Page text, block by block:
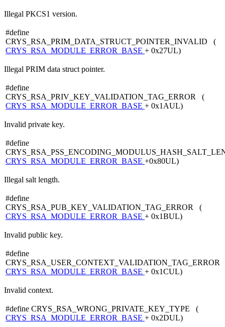
Illegal PKCS1 version.
#define
CRYS_RSA_PRIM_DATA_STRUCT_POINTER_INVALID (
CRYS_RSA_MODULE_ERROR_BASE + 0x27UL)
Illegal PRIM data struct pointer.
#define
CRYS_RSA_PRIV_KEY_VALIDATION_TAG_ERROR (
CRYS_RSA_MODULE_ERROR_BASE + 0x1AUL)
Invalid private key.
#define
CRYS_RSA_MODULE_ERROR_BASE +0x80UL)
Illegal salt length.
#define
CRYS_RSA_PUB_KEY_VALIDATION_TAG_ERROR (
CRYS_RSA_MODULE_ERROR_BASE + 0x1BUL)
Invalid public key.
#define
CRYS_RSA_USER_CONTEXT_VALIDATION_TAG_ERROR
CRYS_RSA_MODULE_ERROR_BASE + 0x1CUL)
Invalid context.
#define CRYS_RSA_WRONG_PRIVATE_KEY_TYPE (
CRYS_RSA_MODULE_ERROR_BASE + 0x2DUL)